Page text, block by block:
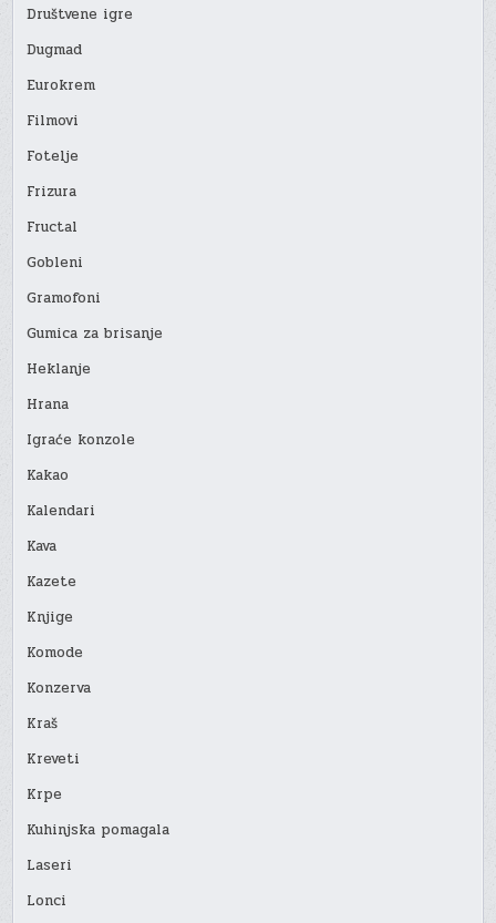
Društvene igre
Dugmad
Eurokrem
Filmovi
Fotelje
Frizura
Fructal
Gobleni
Gramofoni
Gumica za brisanje
Heklanje
Hrana
Igraće konzole
Kakao
Kalendari
Kava
Kazete
Knjige
Komode
Konzerva
Kraš
Kreveti
Krpe
Kuhinjska pomagala
Laseri
Lonci